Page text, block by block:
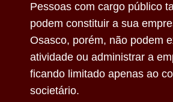
Pessoas com cargo público
podem constituir a sua
Osasco, porém, não podem
atividade ou administrar a
ficando limitado apenas ao
societário.